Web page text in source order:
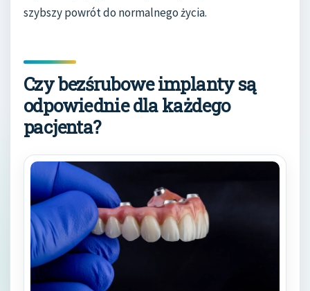
szybszy powrót do normalnego życia.
Czy bezśrubowe implanty są
odpowiednie dla każdego
pacjenta?